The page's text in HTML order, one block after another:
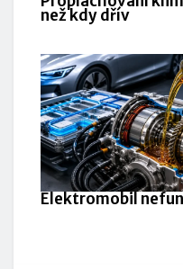
než kdy dřív
Elektromobil